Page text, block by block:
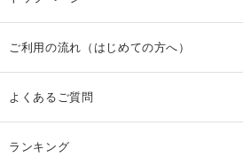
ご利用の流れ（はじめての方へ）
よくあるご質問
ランキング